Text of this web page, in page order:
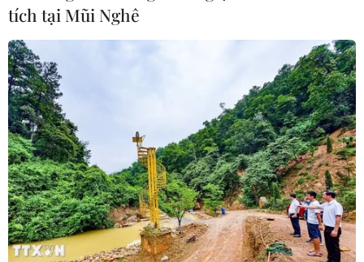
Vietnam Airlines thúc đẩy ứng dụng AI, dữ
tích tại Mũi Nghê